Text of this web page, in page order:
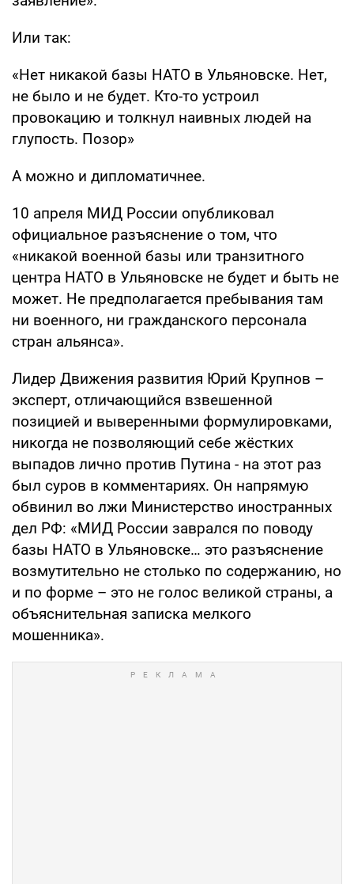
Или так:
«Нет никакой базы НАТО в Ульяновске. Нет,
не было и не будет. Кто-то устроил
провокацию и толкнул наивных людей на
глупость. Позор»
А можно и дипломатичнее.
10 апреля МИД России опубликовал
официальное разъяснение о том, что
«никакой военной базы или транзитного
центра НАТО в Ульяновске не будет и быть не
может. Не предполагается пребывания там
ни военного, ни гражданского персонала
стран альянса».
Лидер Движения развития Юрий Крупнов –
эксперт, отличающийся взвешенной
позицией и выверенными формулировками,
никогда не позволяющий себе жёстких
выпадов лично против Путина - на этот раз
был суров в комментариях. Он напрямую
обвинил во лжи Министерство иностранных
дел РФ: «МИД России заврался по поводу
базы НАТО в Ульяновске… это разъяснение
возмутительно не столько по содержанию, но
и по форме – это не голос великой страны, а
объяснительная записка мелкого
мошенника».